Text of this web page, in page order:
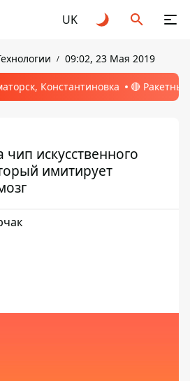
UK
09:02, 23 Мая 2019
Константиновка 🔴
чип искусственного
имитирует